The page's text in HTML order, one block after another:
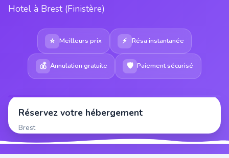
Hotel à Brest (Finistère)
⭐ Meilleurs prix ⚡ Résa instantanée
💰 Annulation gratuite 🛡 Paiement sécurisé
Réservez votre hébergement
Brest